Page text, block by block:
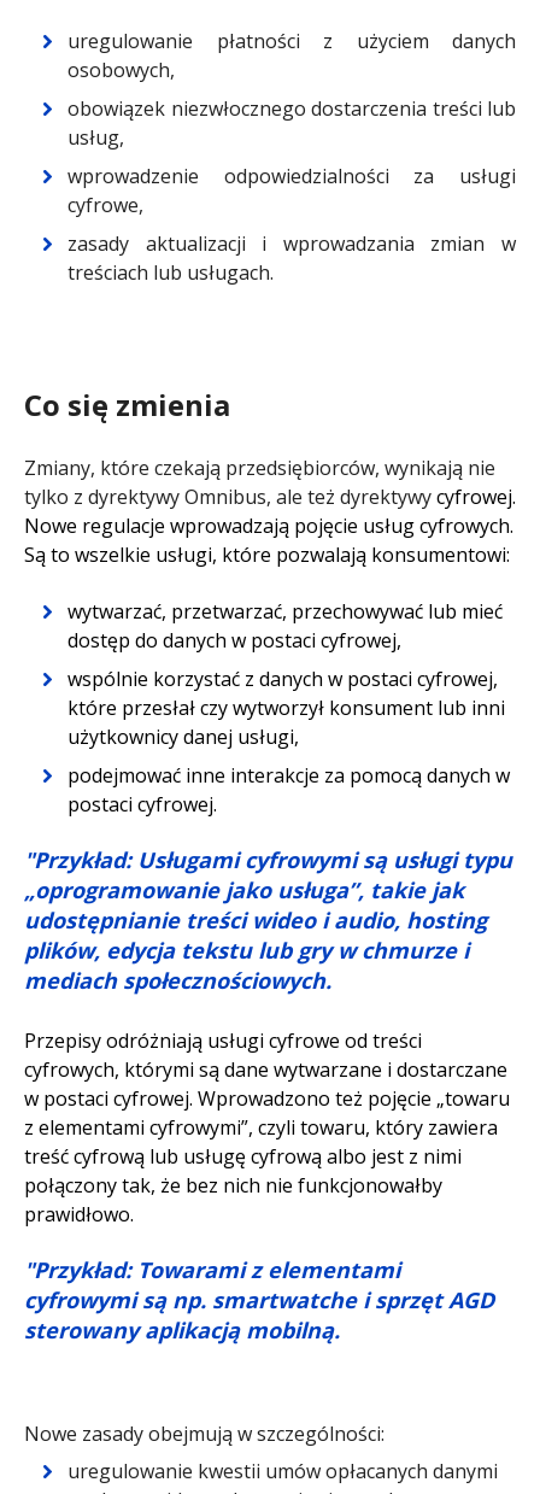
uregulowanie płatności z użyciem danych
osobowych,
obowiązek niezwłocznego dostarczenia treści lub
usług,
wprowadzenie odpowiedzialności za usługi
cyfrowe,
zasady aktualizacji i wprowadzania zmian w
treściach lub usługach.
Co się zmienia
Zmiany, które czekają przedsiębiorców, wynikają nie
tylko z dyrektywy Omnibus, ale też dyrektywycyfrowej.
Nowe regulacje wprowadzają pojęcie usług cyfrowych.
Są to wszelkie usługi, które pozwalają konsumentowi:
wytwarzać, przetwarzać, przechowywać lub mieć
dostęp do danych w postaci cyfrowej,
wspólnie korzystać z danych w postaci cyfrowej,
które przesłał czy wytworzył konsument lub inni
użytkownicy danej usługi,
podejmować inne interakcje za pomocą danych w
postaci cyfrowej.
"Przykład: Usługami cyfrowymi są usługi typu
„oprogramowanie jako usługa”, takie jak
udostępnianie treści wideo i audio, hosting
plików, edycja tekstu lub gry w chmurze i
mediach społecznościowych.
Przepisy odróżniają usługi cyfrowe od treści
cyfrowych, którymi są dane wytwarzane i dostarczane
w postaci cyfrowej. Wprowadzono też pojęcie „towaru
z elementami cyfrowymi”, czyli towaru, który zawiera
treść cyfrową lub usługę cyfrową albo jest z nimi
połączony tak, że bez nich nie funkcjonowałby
prawidłowo.
"Przykład: Towarami z elementami
cyfrowymi są np. smartwatche i sprzęt AGD
sterowany aplikacją mobilną.
Nowe zasady obejmują w szczególności:
uregulowanie kwestii umów opłacanych danymi